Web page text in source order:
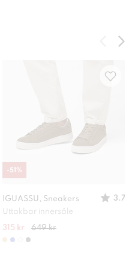
IGUASSU, Sneakers
3.7
Uttakbar innersåle
315 kr 649 kr
-51 %